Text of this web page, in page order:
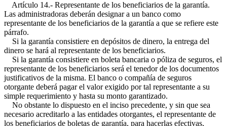
Artículo 14.- Representante de los beneficiarios de la garantía.
Las administradoras deberán designar a un banco como
representante de los beneficiarios de la garantía a que se refiere este
párrafo.
Si la garantía consistiere en depósitos de dinero, la entrega del
dinero se hará al representante de los beneficiarios.
Si la garantía consistiere en boleta bancaria o póliza de seguros, el
representante de los beneficiarios será el tenedor de los documentos
justificativos de la misma. El banco o compañía de seguros
otorgante deberá pagar el valor exigido por tal representante a su
simple requerimiento y hasta su monto garantizado.
No obstante lo dispuesto en el inciso precedente, y sin que sea
necesario acreditarlo a las entidades otorgantes, el representante de
los beneficiarios de boletas de garantía, para hacerlas efectivas,